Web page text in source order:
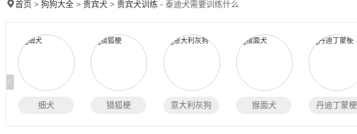
首页 > 狗狗大全 > 贵宾犬 > 贵宾犬训练 - 泰迪犬需要训练什么
细犬 猎狐梗 意大利灰狗 猴面犬 丹迪丁蒙梗